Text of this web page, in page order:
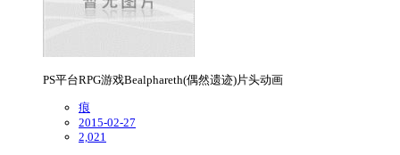
PS平台RPG游戏Bealphareth(偶然遗迹)片头动画
痕
2015-02-27
2,021